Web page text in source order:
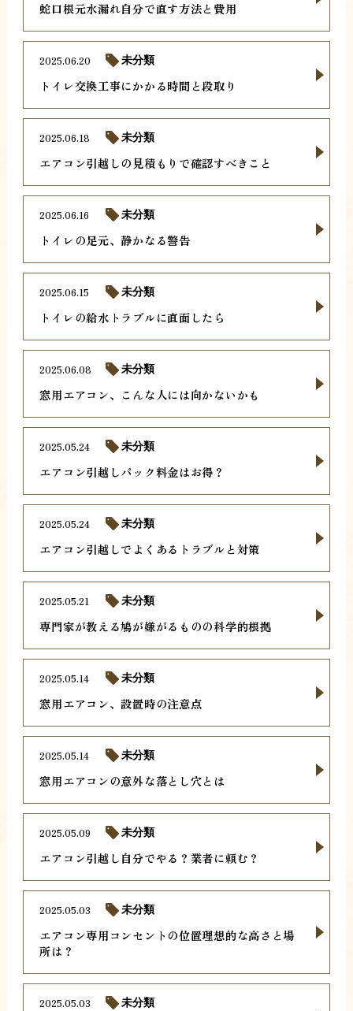
蛇口根元水漏れ自分で直す方法と費用
トイレ交換工事にかかる時間と段取り
2025.06.20 未分類
エアコン引越しの見積もりで確認すべきこと
2025.06.18 未分類
トイレの足元、静かなる警告
2025.06.16 未分類
トイレの給水トラブルに直面したら
2025.06.15 未分類
窓用エアコン、こんな人には向かないかも
2025.06.08 未分類
エアコン引越しパック料金はお得？
2025.05.24 未分類
エアコン引越しでよくあるトラブルと対策
2025.05.24 未分類
専門家が教える鳩が嫌がるものの科学的根拠
2025.05.21 未分類
窓用エアコン、設置時の注意点
2025.05.14 未分類
窓用エアコンの意外な落とし穴とは
2025.05.14 未分類
エアコン引越し自分でやる？業者に頼む？
2025.05.09 未分類
エアコン専用コンセントの位置理想的な高さと場
所は？
2025.05.03 未分類
2025.05.03 未分類